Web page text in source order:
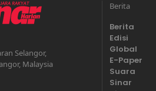
Selangor,
Malaysia
Berita
Berita
Edisi
Global
E-Paper
Suara
Sinar